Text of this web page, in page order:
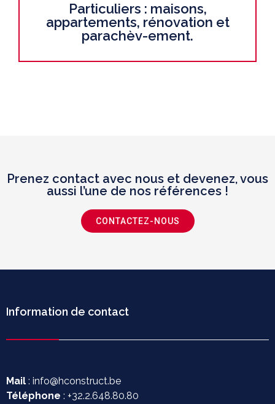
Particuliers : maisons,
appartements, rénovation et
parachèv-ement.
Prenez contact avec nous et devenez, vous
aussi l’une de nos références !
CONTACTEZ-NOUS
Information de contact
Mail : info@hconstruct.be
Téléphone : +32.2.648.80.80